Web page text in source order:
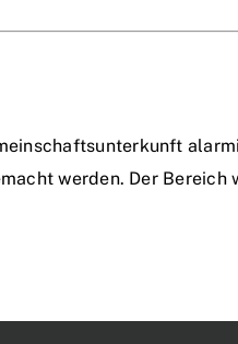
werden. Der Bereich